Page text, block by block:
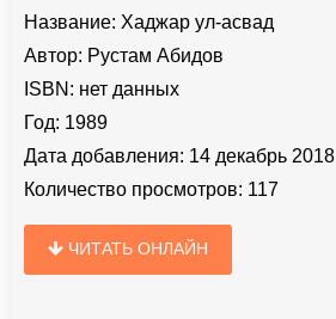
Название: Хаджар ул-асвад
Автор: Рустам Абидов
ISBN: нет данных
Год: 1989
Дата добавления: 14 декабрь 2018
Количество просмотров: 117
ЧИТАТЬ ОНЛАЙН